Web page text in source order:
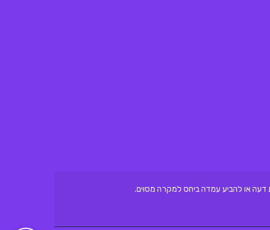
דעה או להביע עמדה ביחס למקרה מסוים.